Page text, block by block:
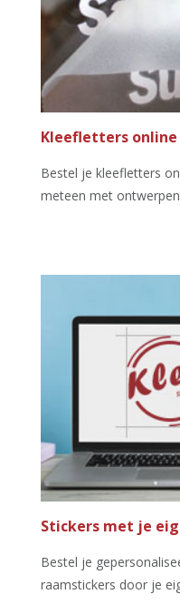
Kleefletters
Bestel je kleefletters
meteen met
Stickers met je
Bestel je
raamstickers door je